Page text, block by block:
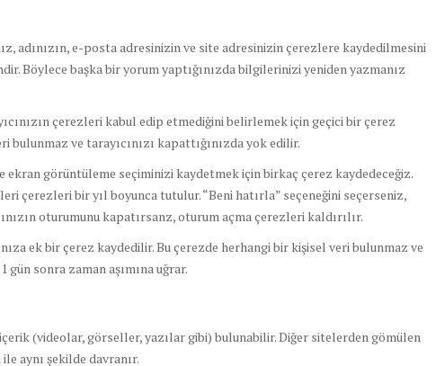
adınızın, e-posta adresinizin ve site adresinizin çerezlere kaydedilmesini
Böylece başka bir yorum yaptığınızda bilgilerinizi yeniden yazmanız
çerezleri kabul edip etmediğini belirlemek için geçici bir çerez
bulunmaz ve tarayıcınızı kapattığınızda yok edilir.
ekran görüntüleme seçiminizi kaydetmek için birkaç çerez kaydedeceğiz.
çerezleri bir yıl boyunca tutulur. “Beni hatırla” seçeneğini seçerseniz,
oturumunu kapatırsanz, oturum açma çerezleri kaldırılır.
ek bir çerez kaydedilir. Bu çerezde herhangi bir kişisel veri bulunmaz ve
sonra zaman aşımına uğrar.
(videolar, görseller, yazılar gibi) bulunabilir. Diğer sitelerden gömülen
aynı şekilde davranır.